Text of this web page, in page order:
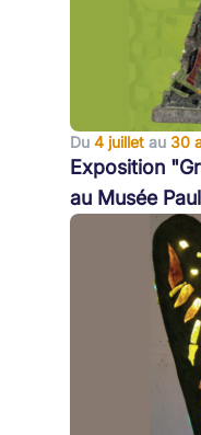
Du 4 juillet au 30
Exposition
au Musée